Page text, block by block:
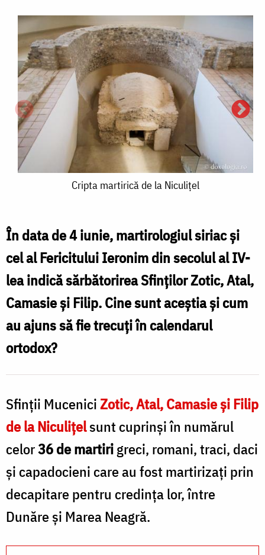
la
Niculițel
Cripta martirică de la Niculițel
În data de 4 iunie, martirologiul siriac și
cel al Fericitului Ieronim din secolul al IV-
lea indică sărbătorirea Sfinților Zotic, Atal,
Camasie și Filip. Cine sunt aceștia și cum
au ajuns să fie trecuți în calendarul
ortodox?
Sfinții MuceniciZotic, Atal, Camasie și Filip
de la Niculițelsunt cuprinşi în numărul
celor36 de martirigreci, romani, traci, daci
şi capadocieni care au fost martirizați prin
decapitare pentru credința lor, între
Dunăre şi Marea Neagră.